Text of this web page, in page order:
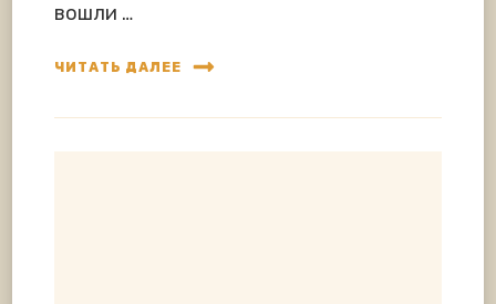
вошли …
ЧИТАТЬ ДАЛЕЕ